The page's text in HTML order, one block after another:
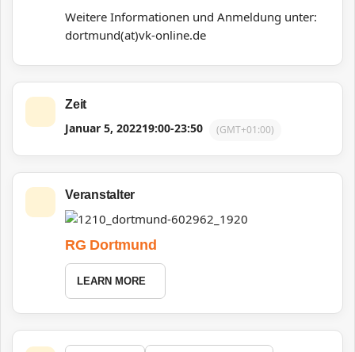
Weitere Informationen und Anmeldung unter:
dortmund(at)vk-online.de
Zeit
Januar 5, 202219:00-23:50 (GMT+01:00)
Veranstalter
RG Dortmund
LEARN MORE